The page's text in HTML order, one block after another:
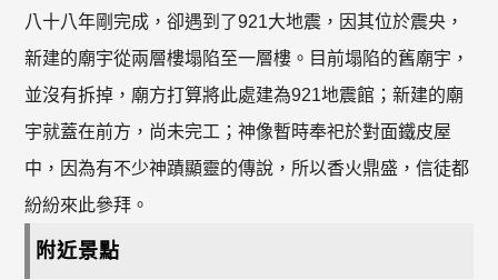
八十八年剛完成，卻遇到了921大地震，因其位於震央，
新建的廟宇從兩層樓塌陷至一層樓。目前塌陷的舊廟宇，
並沒有拆掉，廟方打算將此處建為921地震館；新建的廟
宇就蓋在前方，尚未完工；神像暫時奉祀於對面鐵皮屋
中，因為有不少神蹟顯靈的傳說，所以香火鼎盛，信徒都
紛紛來此參拜。
附近景點